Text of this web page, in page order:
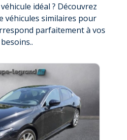
idéal ? Découvrez
véhicules similaires pour
parfaitement à vos
besoins..